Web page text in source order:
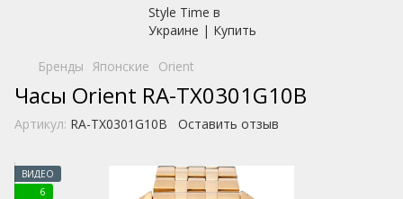
Бренды Японские Orient
Часы Orient RA-TX0301G10B
Артикул: RA-TX0301G10B Оставить отзыв
ВИДЕО
6